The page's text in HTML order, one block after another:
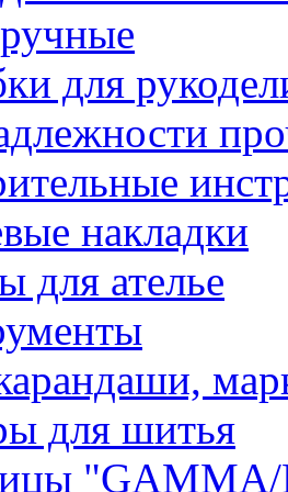
для
накладки
для ателье
для шитья
"GAMMA/